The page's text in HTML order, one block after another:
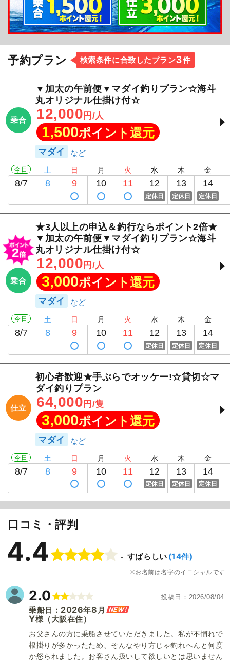
予約プラン 検索条件に合致したプラン3件
乗合
▼加太の午前便▼マダイ釣りプラン☆海斗
丸オリジナル仕掛け付☆
12,000 円/人
1,500ポイント還元
マダイ
今日
8/7
土
8
日
9
月
10
火
11
水
12
定休日
木
13
定休日
金
14
定休日
乗合
★3人以上の申込＆釣行ならポイント2倍★
▼加太の午前便▼マダイ釣りプラン☆海斗
丸オリジナル仕掛け付☆
12,000 円/人
3,000ポイント還元
マダイ
今日
8/7
土
8
日
9
月
10
火
11
水
12
定休日
木
13
定休日
金
14
定休日
仕立
初心者歓迎★手ぶらでオッケー!☆貸切☆マ
ダイ釣りプラン
64,000 円/隻
3,000ポイント還元
マダイ
今日
8/7
土
8
日
9
月
10
火
11
水
12
定休日
木
13
定休日
金
14
定休日
口コミ・評判
4.4 すばらしい (14件)
お名前は名字のイニシャルです
2.0 投稿日 2026/08/04
乗船日： 2026年8 月 NEW!
Y様 （大阪在住）
お父さんの方に乗船させていただきました。私が不慣れで
根掛りが多かったため、そんなやり方じゃ釣れへんと何度
か怒られました。お客さん扱いして欲しいとは思いません